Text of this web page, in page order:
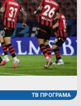
ТВ ПРОГРАМА